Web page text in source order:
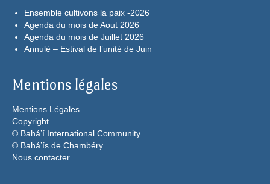
Ensemble cultivons la paix -2026
Agenda du mois de Aout 2026
Agenda du mois de Juillet 2026
Annulé – Estival de l’unité de Juin
Mentions légales
Mentions Légales
Copyright
© Bahá’í International Community
© Bahá’ís de Chambéry
Nous contacter